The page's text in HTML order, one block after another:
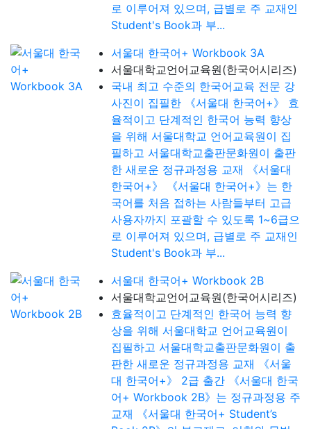
로 이루어져 있으며, 급별로 주 교재인
Student's Book과 부...
서울대 한국어+ Workbook 3A
서울대학교언어교육원(한국어시리즈)
국내 최고 수준의 한국어교육 전문 강
사진이 집필한 《서울대 한국어+》 효
율적이고 단계적인 한국어 능력 향상
을 위해 서울대학교 언어교육원이 집
필하고 서울대학교출판문화원이 출판
한 새로운 정규과정용 교재 《서울대
한국어+》 《서울대 한국어+》는 한
국어를 처음 접하는 사람들부터 고급
사용자까지 포괄할 수 있도록 1~6급으
로 이루어져 있으며, 급별로 주 교재인
Student's Book과 부...
서울대 한국어+ Workbook 2B
서울대학교언어교육원(한국어시리즈)
효율적이고 단계적인 한국어 능력 향
상을 위해 서울대학교 언어교육원이
집필하고 서울대학교출판문화원이 출
판한 새로운 정규과정용 교재 《서울
대 한국어+》 2급 출간 《서울대 한국
어+ Workbook 2B》는 정규과정용 주
교재 《서울대 한국어+ Student’s